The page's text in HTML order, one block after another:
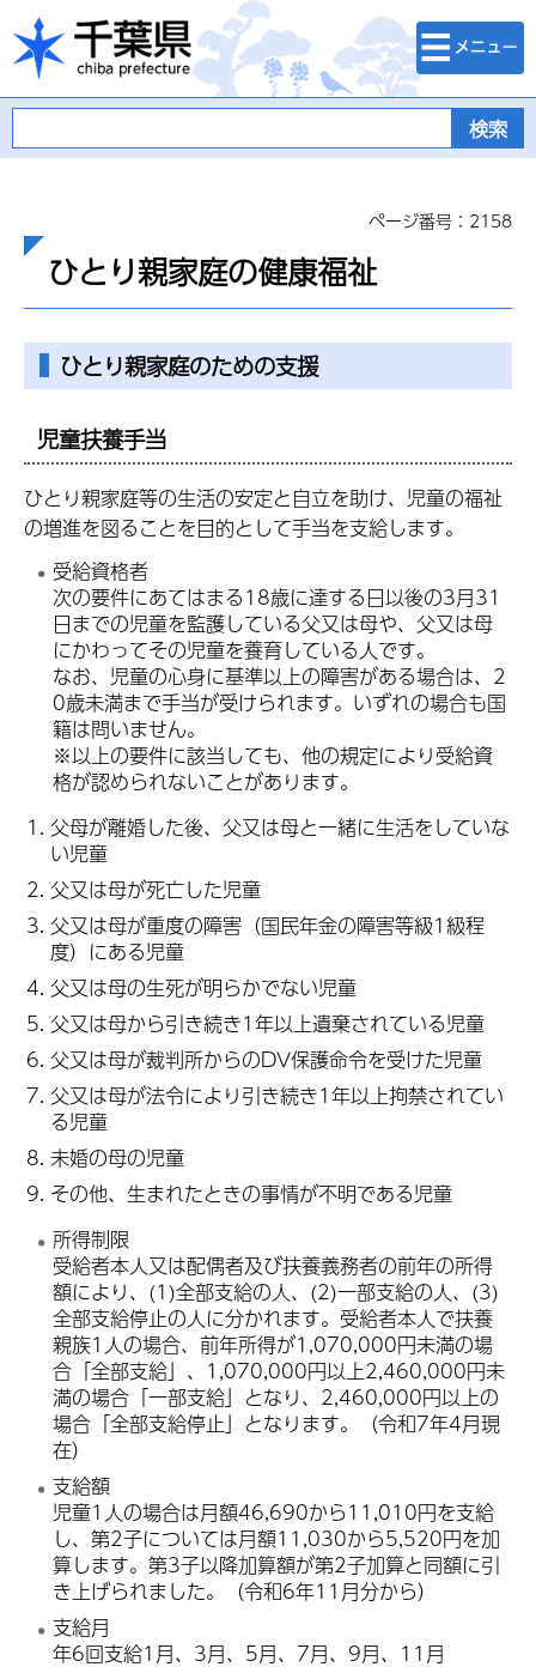
千葉県
検索・メニュ
ー
ページ番号：2158
ひとり親家庭の健康福祉
ひとり親家庭のための支援
児童扶養手当
ひとり親家庭等の生活の安定と自立を助け、児童の福祉
の増進を図ることを目的として手当を支給します。
受給資格者
次の要件にあてはまる18歳に達する日以後の3月31
日までの児童を監護している父又は母や、父又は母
にかわってその児童を養育している人です。
なお、児童の心身に基準以上の障害がある場合は、2
0歳未満まで手当が受けられます。いずれの場合も国
籍は問いません。
※以上の要件に該当しても、他の規定により受給資
格が認められないことがあります。
父母が離婚した後、父又は母と一緒に生活をしていな
い児童
父又は母が死亡した児童
父又は母が重度の障害（国民年金の障害等級1級程
度）にある児童
父又は母の生死が明らかでない児童
父又は母から引き続き1年以上遺棄されている児童
父又は母が裁判所からのDV保護命令を受けた児童
父又は母が法令により引き続き1年以上拘禁されてい
る児童
未婚の母の児童
その他、生まれたときの事情が不明である児童
所得制限
受給者本人又は配偶者及び扶養義務者の前年の所得
額により、(1)全部支給の人、(2)一部支給の人、(3)
全部支給停止の人に分かれます。受給者本人で扶養
親族1人の場合、前年所得が1,070,000円未満の場
合「全部支給」、1,070,000円以上2,460,000円未
満の場合「一部支給」となり、2,460,000円以上の
場合「全部支給停止」となります。（令和7年4月現
在）
支給額
児童1人の場合は月額46,690から11,010円を支給
し、第2子については月額11,030から5,520円を加
算します。第3子以降加算額が第2子加算と同額に引
き上げられました。（令和6年11月分から）
支給月
年6回支給1月、3月、5月、7月、9月、11月